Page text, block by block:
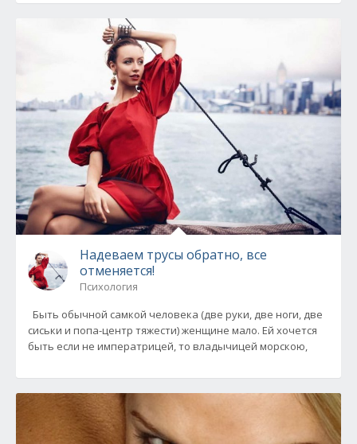
Надеваем трусы обратно, все
отменяется!
Психология
Быть обычной самкой человека (две руки, две ноги, две
сиськи и попа-центр тяжести) женщине мало. Ей хочется
быть если не императрицей, то владычицей морскою,